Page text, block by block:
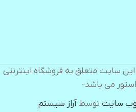
سایت متعلق به فروشگاه اینترنتی
می باشد-
وب سایت توسطآراز سیستم